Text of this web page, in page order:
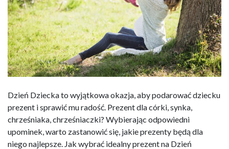
Dzień Dziecka to wyjątkowa okazja, aby podarować dziecku
prezent i sprawić mu radość. Prezent dla córki, synka,
chrześniaka, chrześniaczki? Wybierając odpowiedni
upominek, warto zastanowić się, jakie prezenty będą dla
niego najlepsze. Jak wybrać idealny prezent na Dzień